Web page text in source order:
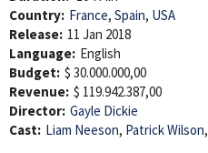
Country: France, Spain, USA
Release: 11 Jan 2018
Language: English
Budget: $ 30.000.000,00
Revenue: $ 119.942.387,00
Director: Gayle Dickie
Cast: Liam Neeson, Patrick Wilson,